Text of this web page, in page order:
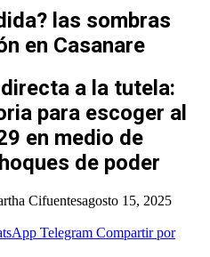
las sombras
en Casanare
a la tutela:
para escoger al
en medio de
de poder
Cifuentesagosto 15, 2025
Telegram Compartir por